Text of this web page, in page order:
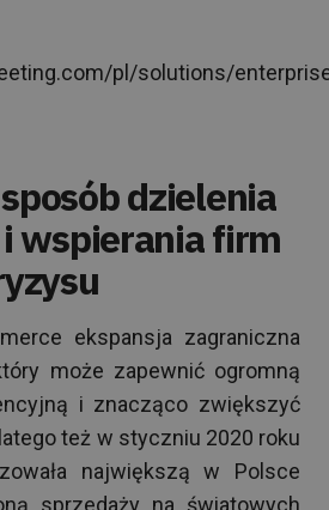
pl/solutions/
dzielenia
wspierania firm
ekspansja zagraniczna
może zapewnić ogromną
i znacząco zwiększyć
też w styczniu 2020 roku
największą w Polsce
sprzedaży na światowych